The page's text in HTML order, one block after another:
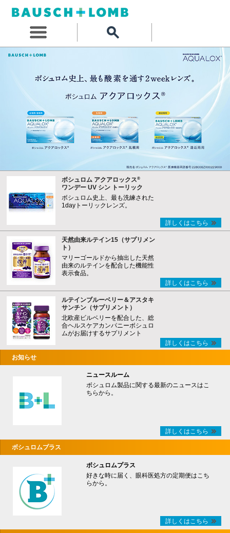
ボシュロム アクアロックス®
ワンデー UV シン トーリック
ボシュロム史上、最も洗練された
1dayトーリックレンズ。
詳しくはこちら
天然由来ルテイン15（サプリメン
ト）
マリーゴールドから抽出した天然
由来のルテインを配合した機能性
表示食品。
詳しくはこちら
ルテインブルーベリー＆アスタキ
サンチン（サプリメント）
北欧産ビルベリーを配合した、総
合ヘルスケアカンパニーボシュロ
ムがお届けするサプリメント
詳しくはこちら
お知らせ
ニュースルーム
ボシュロム製品に関する最新のニュースはこ
ちらから。
詳しくはこちら
ボシュロムプラス
ボシュロムプラス
好きな時に届く、眼科医処方の定期便はこち
らから。
詳しくはこちら